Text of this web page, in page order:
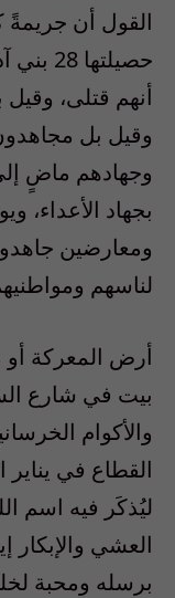
أنهم قتلى،
وقيل بل
وجهادهم ماضٍ
بجهاد
ومعارضين
لناسهم
أرض المعركة أو
بيت في شارع
والأكوام
القطاع في
ليُذكَر فيه اسم
العشي والإبكار
برسله ومحبة